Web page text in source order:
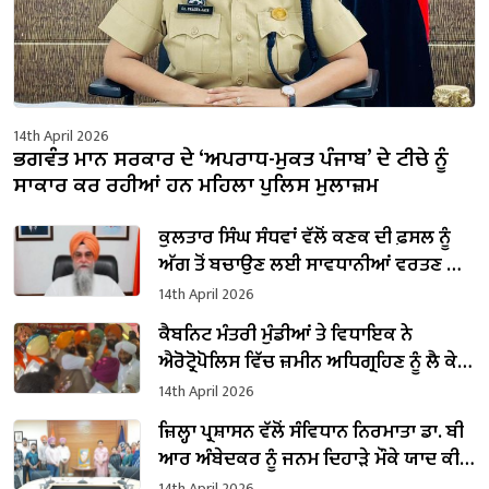
14th April 2026
ਭਗਵੰਤ ਮਾਨ ਸਰਕਾਰ ਦੇ ‘ਅਪਰਾਧ-ਮੁਕਤ ਪੰਜਾਬ’ ਦੇ ਟੀਚੇ ਨੂੰ
ਸਾਕਾਰ ਕਰ ਰਹੀਆਂ ਹਨ ਮਹਿਲਾ ਪੁਲਿਸ ਮੁਲਾਜ਼ਮ
ਕੁਲਤਾਰ ਸਿੰਘ ਸੰਧਵਾਂ ਵੱਲੋਂ ਕਣਕ ਦੀ ਫ਼ਸਲ ਨੂੰ
ਅੱਗ ਤੋਂ ਬਚਾਉਣ ਲਈ ਸਾਵਧਾਨੀਆਂ ਵਰਤਣ ਦੀ
ਅਪੀਲ
14th April 2026
ਕੈਬਨਿਟ ਮੰਤਰੀ ਮੁੰਡੀਆਂ ਤੇ ਵਿਧਾਇਕ ਨੇ
ਐਰੋਟ੍ਰੋਪੋਲਿਸ ਵਿੱਚ ਜ਼ਮੀਨ ਅਧਿਗ੍ਰਹਿਣ ਨੂੰ ਲੈ ਕੇ
ਚੱਲ ਰਹੇ ਵਿਰੋਧ ਤੇ ਕਿਸਾਨਾਂ ਦੀ ਭੁੱਖ ਹੜਤਾਲ
ਖਤਮ ਕਰਵਾਈ
14th April 2026
ਜ਼ਿਲ੍ਹਾ ਪ੍ਰਸ਼ਾਸਨ ਵੱਲੋਂ ਸੰਵਿਧਾਨ ਨਿਰਮਾਤਾ ਡਾ. ਬੀ
ਆਰ ਅੰਬੇਦਕਰ ਨੂੰ ਜਨਮ ਦਿਹਾੜੇ ਮੌਕੇ ਯਾਦ ਕੀਤਾ